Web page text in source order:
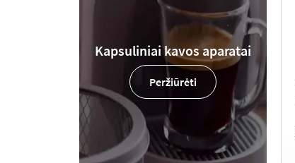
Kapsuliniai kavos aparatai
Peržiūrėti